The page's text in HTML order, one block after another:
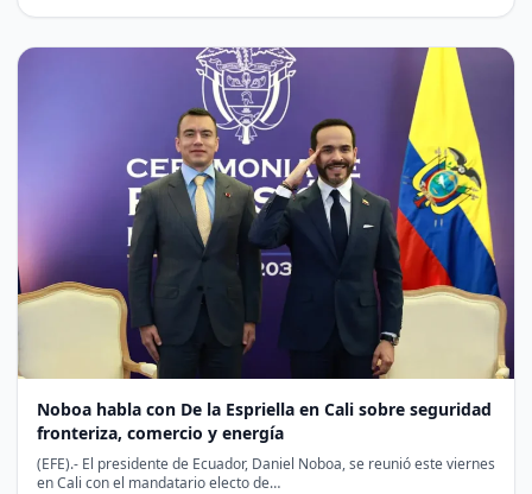
Noboa habla con De la Espriella en Cali sobre seguridad
fronteriza, comercio y energía
(EFE).- El presidente de Ecuador, Daniel Noboa, se reunió este viernes
en Cali con el mandatario electo de…